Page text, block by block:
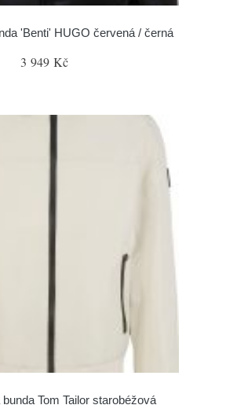
'Benti' HUGO červená / černá
3 949 Kč
Tom Tailor starobéžová